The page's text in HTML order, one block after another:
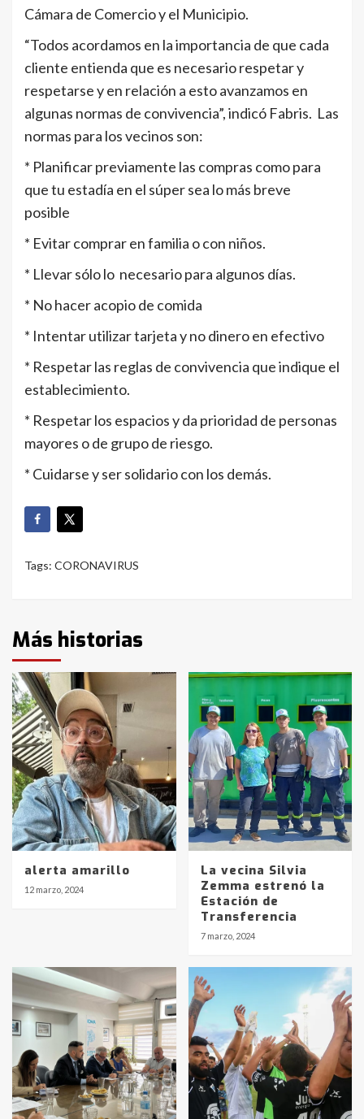
Cámara de Comercio y el Municipio.
“Todos acordamos en la importancia de que cada
cliente entienda que es necesario respetar y
respetarse y en relación a esto avanzamos en
algunas normas de convivencia”, indicó Fabris. Las
normas para los vecinos son:
* Planificar previamente las compras como para
que tu estadía en el súper sea lo más breve
posible
* Evitar comprar en familia o con niños.
* Llevar sólo lo necesario para algunos días.
* No hacer acopio de comida
* Intentar utilizar tarjeta y no dinero en efectivo
* Respetar las reglas de convivencia que indique el
establecimiento.
* Respetar los espacios y da prioridad de personas
mayores o de grupo de riesgo.
* Cuidarse y ser solidario con los demás.
Tags: CORONAVIRUS
Más historias
alerta amarillo
12 marzo, 2024
La vecina Silvia
Zemma estrenó la
Estación de
Transferencia
7 marzo, 2024